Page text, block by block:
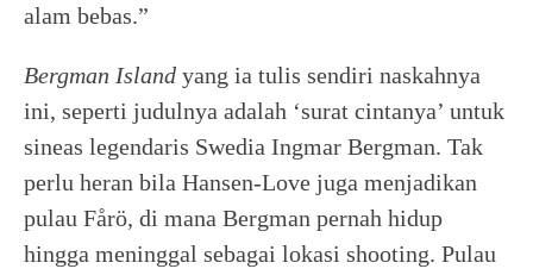
alam bebas.”
Bergman Island yang ia tulis sendiri naskahnya
ini, seperti judulnya adalah ‘surat cintanya’ untuk
sineas legendaris Swedia Ingmar Bergman. Tak
perlu heran bila Hansen-Love juga menjadikan
pulau Fårö, di mana Bergman pernah hidup
hingga meninggal sebagai lokasi shooting. Pulau